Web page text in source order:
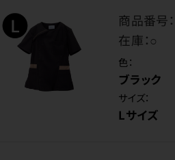
商品番号：
在庫：○
色：
ブラック
サイズ：
Lサイズ